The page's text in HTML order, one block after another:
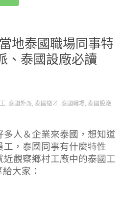
地泰國職場同事特
、泰國設廠必讀
,泰國外派,泰國徵才,泰國職場,泰國設廠,
多人＆企業來泰國，想知道
工，泰國同事有什麼特性
近觀察鄉村工廠中的泰國工
大家：